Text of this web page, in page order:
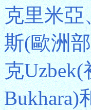
克里米亞
斯(歐洲
克
Bukhara)